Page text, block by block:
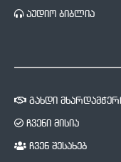
აუდიო ბიბლია
გახდი მხარდამჭერი
ჩვენი მისია
ჩვენ შესახებ